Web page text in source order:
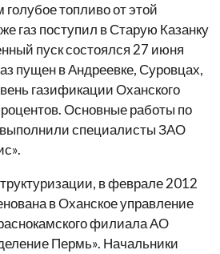
топливо от этой
газ поступил в Старую Казанку
пуск состоялся 27 июня
пущен в Андреевке, Суровцах,
газификации Оханского
Основные работы по
специалисты ЗАО
в феврале 2012
в Оханское управление
филиала АО
Пермь». Начальники